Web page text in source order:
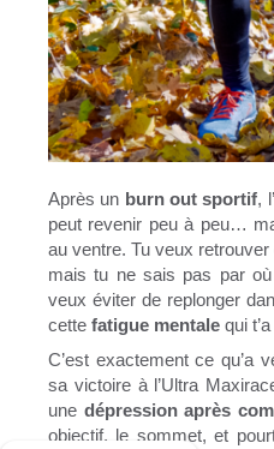
Après un burn out sportif,
peut revenir peu à peu…
au ventre. Tu veux
mais tu ne sais pas par
veux éviter de replonger
cette fatigue mentale qui
C’est exactement ce qu’a
sa victoire à l’Ultra
une dépression après
objectif, le sommet, et